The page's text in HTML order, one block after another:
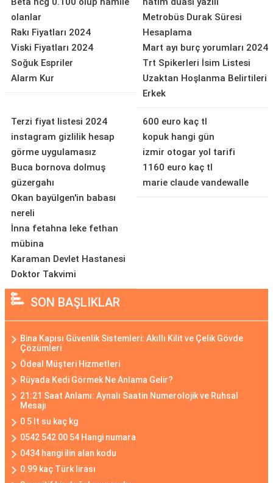
olanlar
Rakı Fiyatları 2024
Viski Fiyatları 2024
Soğuk Espriler
Alarm Kur
Metrobüs Durak Süresi
Hesaplama
Mart ayı burç yorumları 2024
Trt Spikerleri İsim Listesi
Uzaktan Hoşlanma Belirtileri
Erkek
Terzi fiyat listesi 2024
instagram gizlilik hesap
görme uygulamasız
Buca bornova dolmuş
güzergahı
Okan bayülgen'in babası
nereli
İnna fetahna leke fethan
mübina
Karaman Devlet Hastanesi
Doktor Takvimi
600 euro kaç tl
kopuk hangi gün
izmir otogar yol tarifi
1160 euro kaç tl
marie claude vandewalle
SON BAŞLIKLAR
Bina Kapısı Güvenlik Sistemleri: Akıllı Kilit ve Çelik Gövde
Çözümleri
Ödeal Müşteri Hizmetleri
Rüyada Kedi Görmek Ne Anlama Gelir?
21:21 Saat Anlamı: Aynalı Saatin Numerolojik ve Ruhsal
Mesajı
0 5 lt su kaç kg
0542 542 00 54 Hangi numara
0434 hangi ilin alan kodu
0.99 kaç Türk lirası